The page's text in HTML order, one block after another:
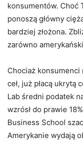
konsumentów. Choć
ponoszą główny
bardziej złożona.
zarówno
Chociaż konsumenci
ceł, już płacą ukrytą
Lab średni podatek
wzrósł do prawie
Business School
Amerykanie wydają